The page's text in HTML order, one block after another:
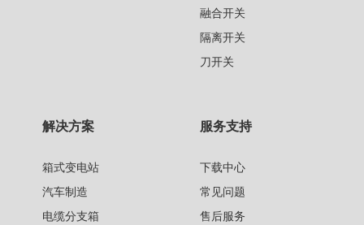
融合开关
隔离开关
刀开关
解决方案
箱式变电站
汽车制造
电缆分支箱
服务支持
下载中心
常见问题
售后服务